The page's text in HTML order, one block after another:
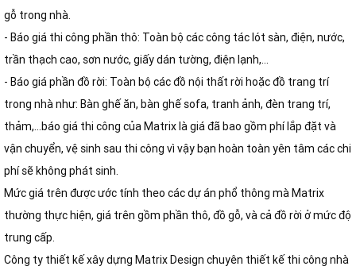
gỗ trong nhà.
- Báo giá thi công phần thô: Toàn bộ các công tác lót sàn, điện, nước,
trần thạch cao, sơn nước, giấy dán tường, điện lạnh,...
- Báo giá phần đồ rời: Toàn bộ các đồ nội thất rời hoặc đồ trang trí
trong nhà như: Bàn ghế ăn, bàn ghế sofa, tranh ảnh, đèn trang trí,
thảm,...báo giá thi công của Matrix là giá đã bao gồm phí lắp đặt và
vận chuyển, vệ sinh sau thi công vì vậy bạn hoàn toàn yên tâm các chi
phí sẽ không phát sinh.
Mức giá trên được ước tính theo các dự án phổ thông mà Matrix
thường thực hiện, giá trên gồm phần thô, đồ gỗ, và cả đồ rời ở mức độ
trung cấp.
Công ty thiết kế xây dựng Matrix Design chuyên thiết kế thi công nhà